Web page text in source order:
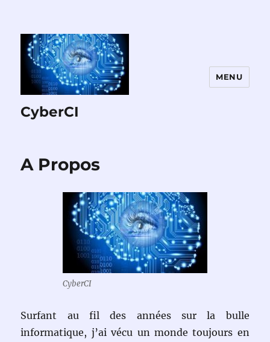
CyberCI
MENU
A Propos
CyberCI
Surfant au fil des années sur la bulle
informatique, j’ai vécu un monde toujours en